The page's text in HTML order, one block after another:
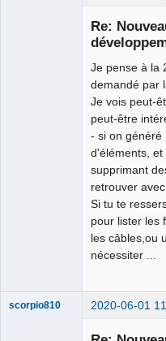
Re:
Je pense à la
demandé par
Je vois peut-
peut-être
- si on généré
d'éléments,
supprimant
retrouver
Si tu te
pour lister les
les câbles,ou
nécessiter ...
scorpio810 2020-06-01